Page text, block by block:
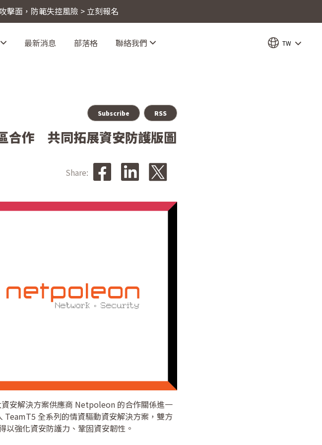
擊面，防範失控風險 > 立刻報名
最新消息 部落格 聯絡我們 TW
Subscribe RSS
合作 共同拓展資安防護版圖
Share:
安解決方案供應商 Netpoleon 的合作關係進一
全系列的情資驅動資安解決方案，雙方
強化資安防護力、鞏固資安韌性。